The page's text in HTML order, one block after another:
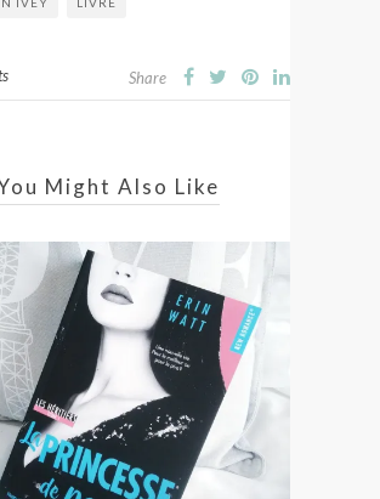
Share
Might Also Like